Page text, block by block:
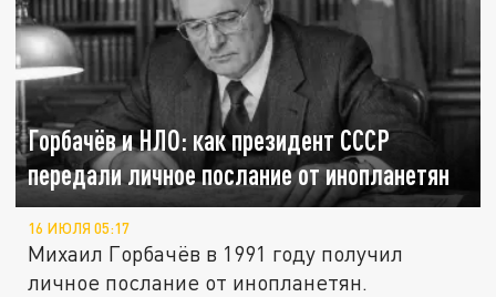
Горбачёв и НЛО: как президент СССР
передали личное послание от инопланетян
16 ИЮЛЯ 05:17
Михаил Горбачёв в 1991 году получил
личное послание от инопланетян.